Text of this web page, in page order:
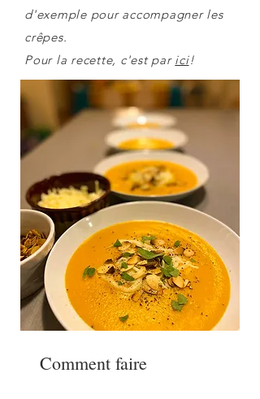
d'exemple pour accompagner les
crêpes.
Pour la recette, c'est par ici!
Comment faire